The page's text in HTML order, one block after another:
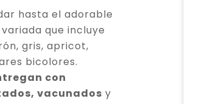
hasta el adorable
que incluye
gris, apricot,
bicolores.
con
vacunados y